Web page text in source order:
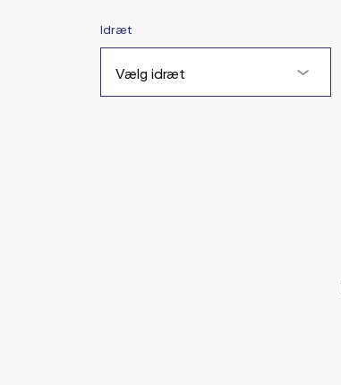
Idræt
Vælg idræt